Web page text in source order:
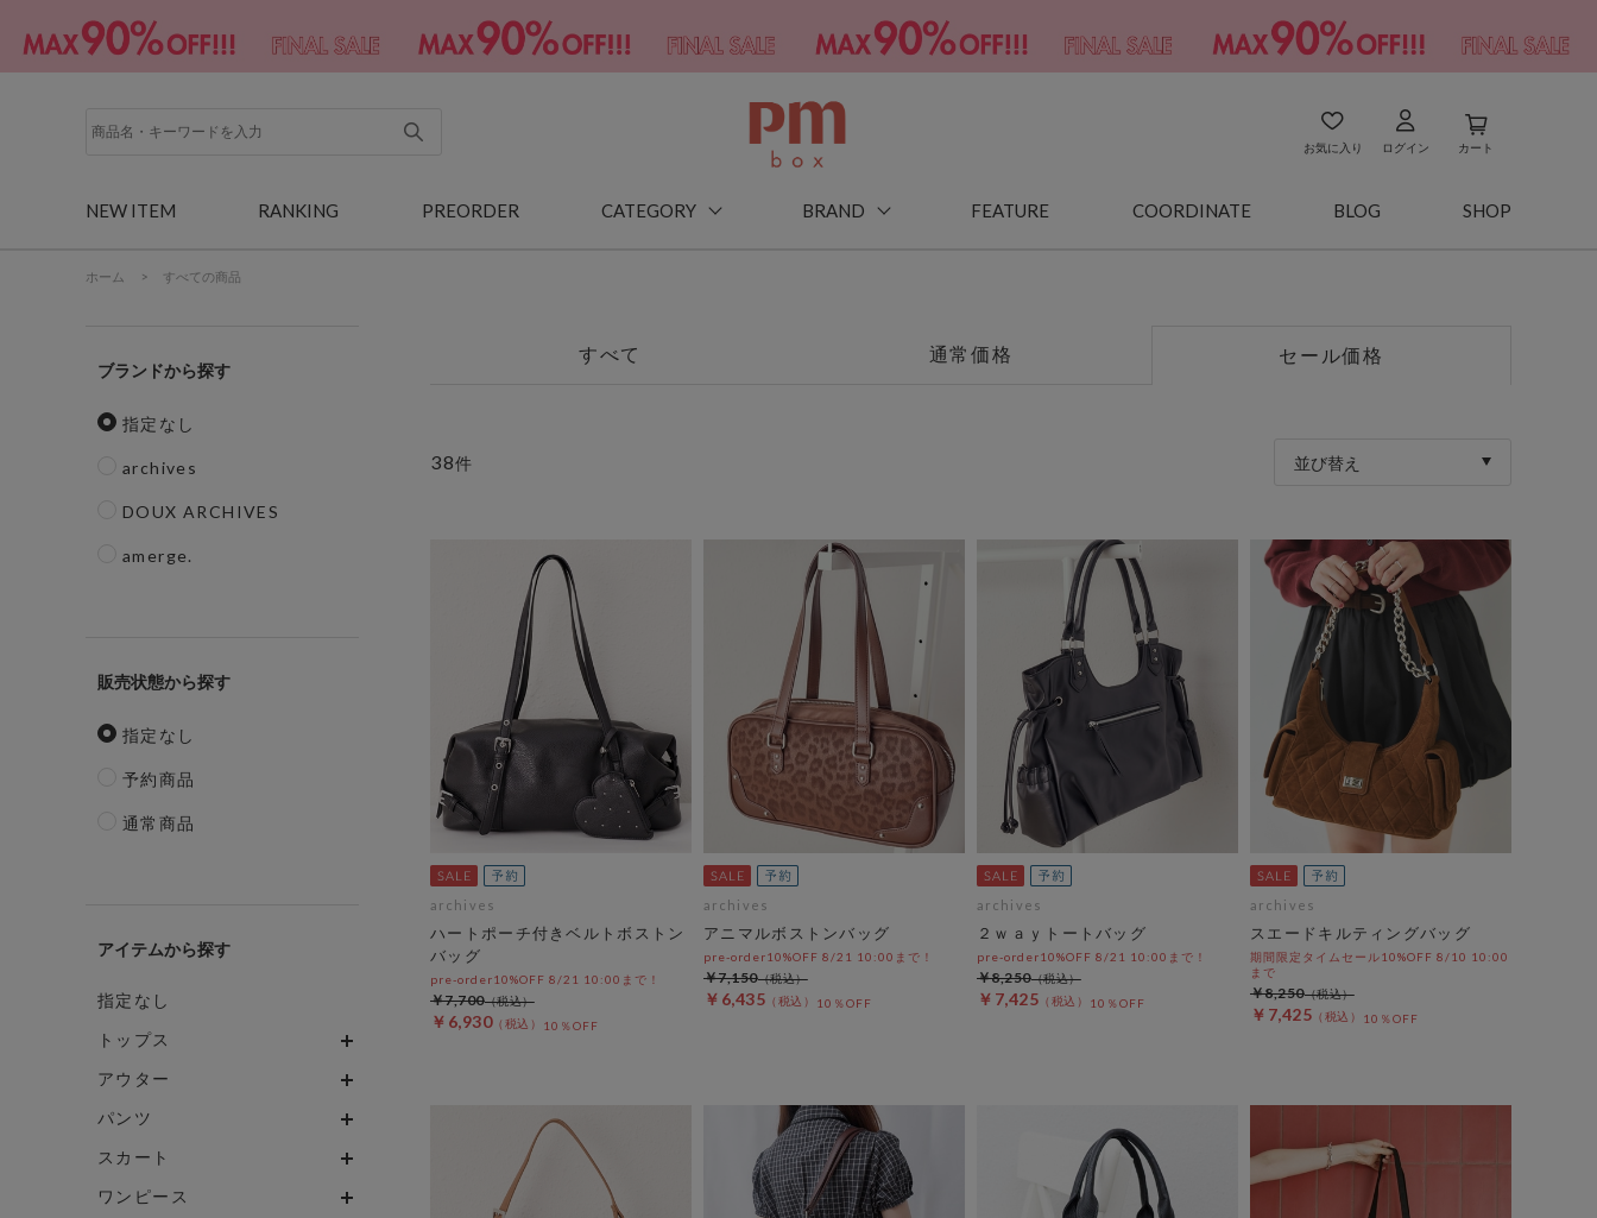
お気に入り ログイン カート
NEW ITEM RANKING PREORDER CATEGORY BRAND FEATURE COORDINATE BLOG SHOP
ホーム > すべての商品
ブランド
指定なし
archives
DOUX ARCHIVES
amerge.
販売状態
指定なし
予約商品
通常商品
アイテム
指定なし
トップス
アウター
パンツ
スカート
ワンピース
すべて 通常価格 セール価格
38件 並び替え
archives
ハートポーチ付きベルトボストン
バッグ
pre-order10%OFF 8/21 10:00まで！
￥6,930 10％OFF
￥7,700
archives
アニマルボストンバッグ
pre-order10%OFF 8/21 10:00まで！
￥6,435 10％OFF
￥7,150
archives
２ｗａｙトートバッグ
pre-order10%OFF 8/21 10:00まで！
￥7,425 10％OFF
￥8,250
archives
スエードキルティングバッグ
期間限定タイムセール10%OFF 8/10 10:00
まで
￥7,425 10％OFF
￥8,250